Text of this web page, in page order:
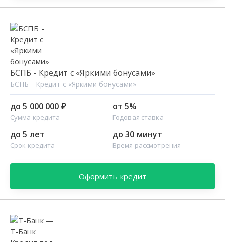
БСПБ - Кредит с «Яркими бонусами»
БСПБ - Кредит с «Яркими бонусами»
до 5 000 000 ₽
Сумма кредита
от 5%
Годовая ставка
до 5 лет
Срок кредита
до 30 минут
Время рассмотрения
Оформить кредит